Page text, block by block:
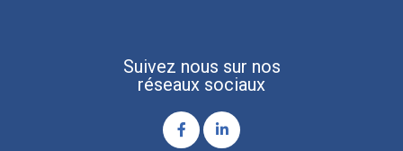
Suivez nous sur nos
réseaux sociaux